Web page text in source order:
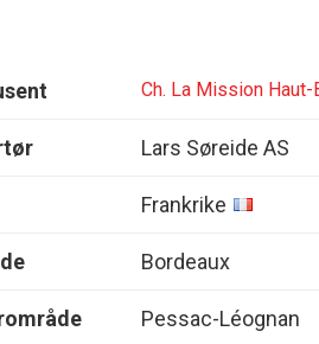
Ch. La Mission Haut-
Lars Søreide AS
Frankrike
Bordeaux
Pessac-Léognan